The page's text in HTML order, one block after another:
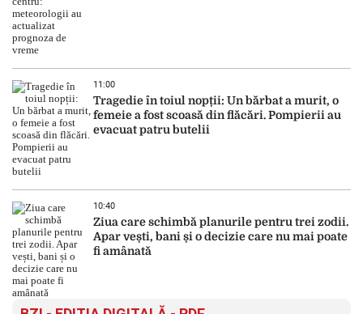
11:00
Tragedie în toiul nopții: Un bărbat a murit, o
femeie a fost scoasă din flăcări. Pompierii au
evacuat patru butelii
10:40
Ziua care schimbă planurile pentru trei zodii.
Apar vești, bani și o decizie care nu mai poate
fi amânată